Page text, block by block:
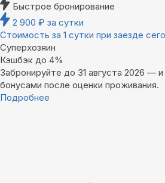
Быстрое бронирование
2 900 ₽ за сутки
Стоимость за 1 сутки при заезде
Суперхозяин
Кэшбэк до 4%
Забронируйте до 31 августа 2026 —
бонусами после оценки проживания.
Подробнее